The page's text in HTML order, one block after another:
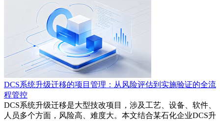
DCS系统升级迁移的项目管理：从风险评估到实施验证的全流
程管控
DCS系统升级迁移是大型技改项目，涉及工艺、设备、软件、
人员多个方面，风险高、难度大。本文结合某石化企业DCS升